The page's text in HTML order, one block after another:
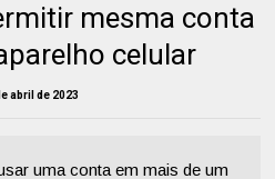
mesma conta
celular
abril de 2023
uma conta em mais de um